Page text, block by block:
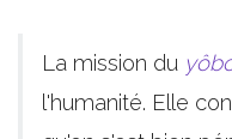
La mission du
l'humanité. Elle